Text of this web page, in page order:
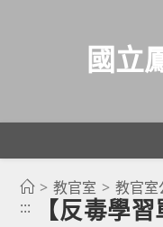
國立
> 教官室 > 教官室
:::
【反毒學